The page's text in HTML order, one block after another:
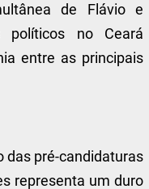
de Flávio e
políticos no Ceará
entre as principais
das pré-candidaturas
representa um duro